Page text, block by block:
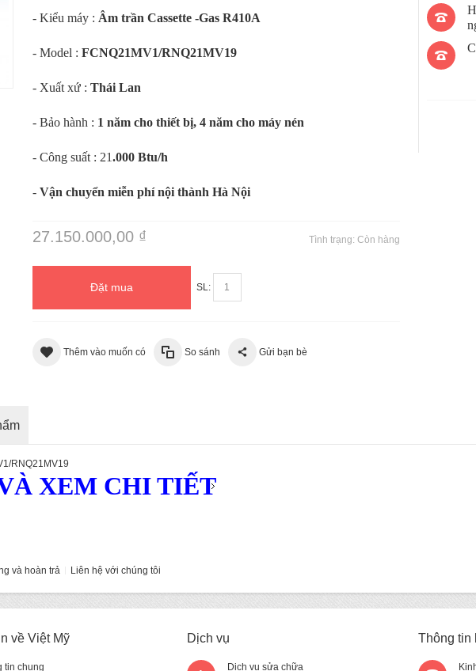
- Kiểu máy : Âm trần Cassette -Gas R410A
- Model : FCNQ21MV1/RNQ21MV19
- Xuất xứ : Thái Lan
- Bảo hành : 1 năm cho thiết bị, 4 năm cho máy nén
- Công suất : 21.000 Btu/h
- Vận chuyển miễn phí nội thành Hà Nội
Tình trạng: Còn hàng
27.150.000,00 ₫
SL:
Đặt mua
Thêm vào muốn có So sánh Gửi bạn bè
RNQ21MV19
XEM CHI TIẾT
và hoàn trả Liên hệ với chúng tôi
về Việt Mỹ
tin chung
Dịch vụ
Dịch vụ sửa chữa
Thông tin